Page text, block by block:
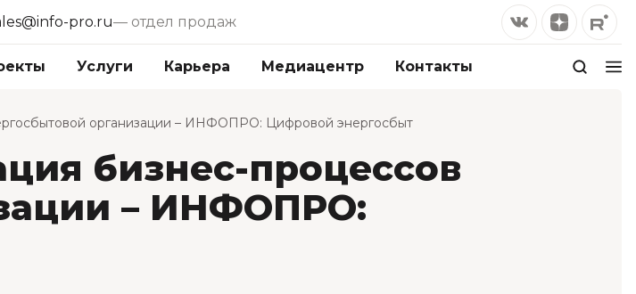
pro.ru— отдел продаж
Услуги Карьера Медиацентр Контакты
организации – ИНФОПРО: Цифровой энергосбыт
бизнес-процессов
– ИНФОПРО: